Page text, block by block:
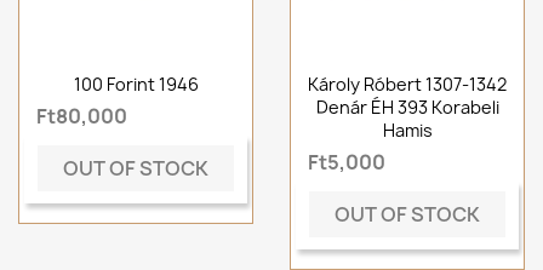
100 Forint 1946
Ft80,000
OUT OF STOCK
Károly Róbert 1307-1342
Denár ÉH 393 Korabeli
Hamis
Ft5,000
OUT OF STOCK